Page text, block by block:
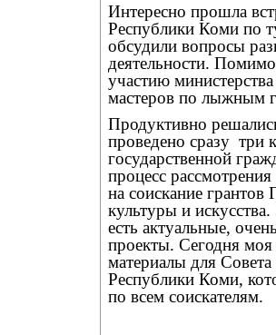
Интересно прошла
Республики Коми по
обсудили вопросы
деятельности.
участию
мастеров по лыжным
Продуктивно
проведено сразу три
государственной
процесс
на соискание
культуры и
есть актуальные,
проекты. Сегодня моя
материалы для Совета
Республики Коми,
по всем соискателям.